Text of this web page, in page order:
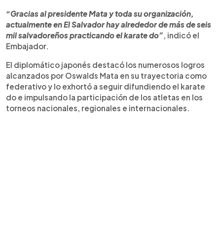
“Gracias al presidente Mata y toda su organización,
actualmente en El Salvador hay alrededor de más de seis
mil salvadoreños practicando el karate do” , indicó el
Embajador.
El diplomático japonés destacó los numerosos logros
alcanzados por Oswalds Mata en su trayectoria como
federativo y lo exhortó a seguir difundiendo el karate
do e impulsando la participación de los atletas en los
torneos nacionales, regionales e internacionales.